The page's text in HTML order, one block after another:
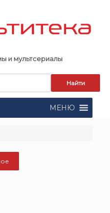
и мультсериалы
МЕНЮ